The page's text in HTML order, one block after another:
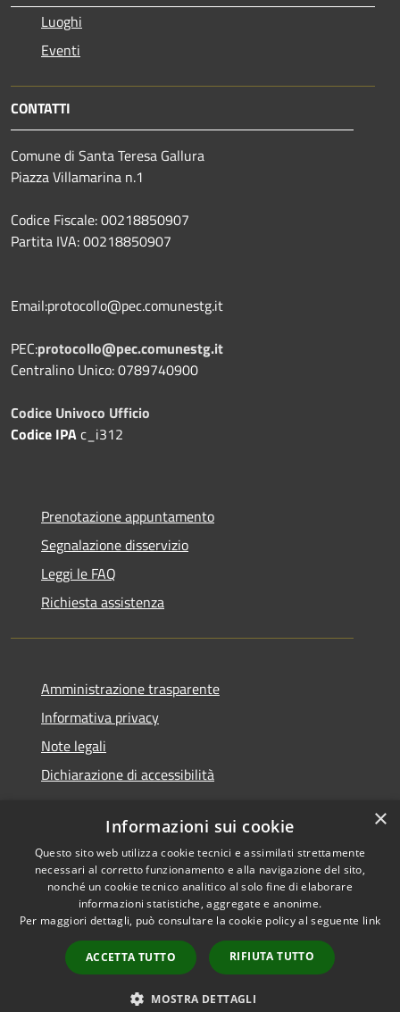
Luoghi
Eventi
CONTATTI
Comune di Santa Teresa Gallura
Piazza Villamarina n.1
Codice Fiscale: 00218850907
Partita IVA: 00218850907
Email:protocollo@pec.comunestg.it
PEC:protocollo@pec.comunestg.it
Centralino Unico: 0789740900
Codice Univoco Ufficio
Codice IPAc_i312
Prenotazione appuntamento
Segnalazione disservizio
Leggi le FAQ
Richiesta assistenza
Amministrazione trasparente
Informativa privacy
Note legali
Dichiarazione di accessibilità
RSS
Accessibilità
Cookie
Mappa del sito
WebMail
Copyright © 2026 • Comune di
Santa Teresa Gallura •
Powered byMunicipium
Accesso redazione
×
Informazioni sui cookie
Questo sito web utilizza cookie tecnici e assimilati strettamente
necessari al corretto funzionamento e alla navigazione del sito,
nonché un cookie tecnico analitico al solo fine di elaborare
informazioni statistiche, aggregate e anonime.
Per maggiori dettagli, può consultare la cookie policy al seguente link
ACCETTA TUTTO RIFIUTA TUTTO
MOSTRA DETTAGLI